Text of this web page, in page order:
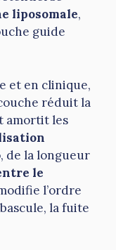
liposomale,
guide
et en clinique,
réduit la
amortit les
de la longueur
le
l’ordre
la fuite